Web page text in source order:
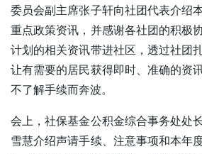
委员会副主席张子轩向社团代表介绍
重点政策资讯，并感谢各社团的积极
计划的相关资讯带进社区，透过社团
让有需要的居民获得即时、准确的资
不了解手续而奔波。
会上，社保基金公积金综合事务处处
雪慧介绍声请手续、注意事项和本年